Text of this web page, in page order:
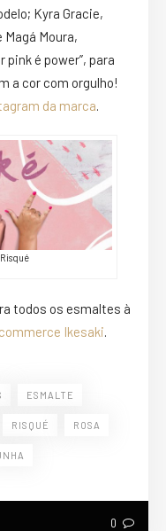
Kyra Gracie,
Moura,
pink é power”, para
a cor com orgulho!
da marca.
todos os esmaltes à
Ikesaki.
ESMALTE
RISQUÉ ROSA
0